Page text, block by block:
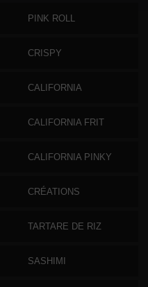
PINK ROLL
CRISPY
CALIFORNIA
CALIFORNIA FRIT
CALIFORNIA PINKY
CRÉATIONS
TARTARE DE RIZ
SASHIMI